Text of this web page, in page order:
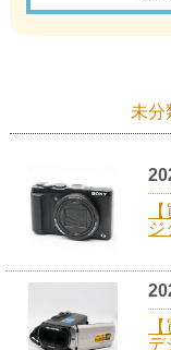
未分
ジ
デ